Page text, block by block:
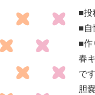
■
■
■作
春
で
胆